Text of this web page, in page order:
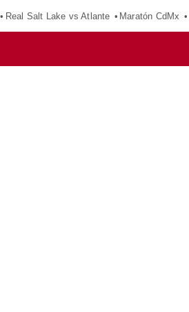
Real Salt Lake vs Atlante Maratón CdMx